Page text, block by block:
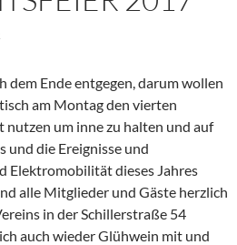
dem Ende entgegen, darum wollen
am Montag den vierten
nutzen um inne zu halten und auf
und die Ereignisse und
Elektromobilität dieses Jahres
alle Mitglieder und Gäste herzlich
in der Schillerstraße 54
auch wieder Glühwein mit und